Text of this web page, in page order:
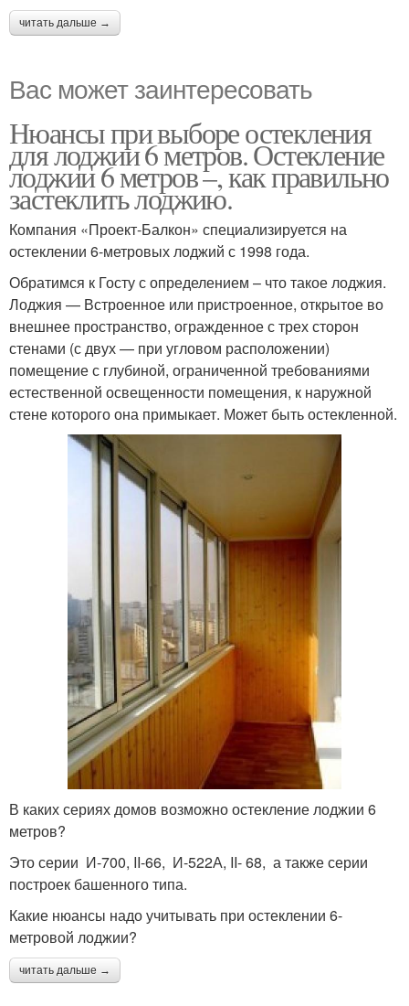
читать дальше →
Вас может заинтересовать
Нюансы при выборе остекления
для лоджии 6 метров. Остекление
лоджии 6 метров –, как правильно
застеклить лоджию.
Компания «Проект-Балкон» специализируется на
остеклении 6-метровых лоджий с 1998 года.
Обратимся к Госту с определением – что такое лоджия.
Лоджия — Встроенное или пристроенное, открытое во
внешнее пространство, огражденное с трех сторон
стенами (с двух — при угловом расположении)
помещение с глубиной, ограниченной требованиями
естественной освещенности помещения, к наружной
стене которого она примыкает. Может быть остекленной.
В каких сериях домов возможно остекление лоджии 6
метров?
Это серии И-700, II-66, И-522А, II- 68, а также серии
построек башенного типа.
Какие нюансы надо учитывать при остеклении 6-
метровой лоджии?
читать дальше →